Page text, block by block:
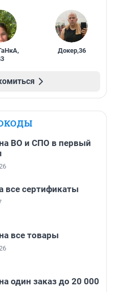
,
Докер,36
ВО и СПО в первый
все сертификаты
все товары
один заказ до 20 000